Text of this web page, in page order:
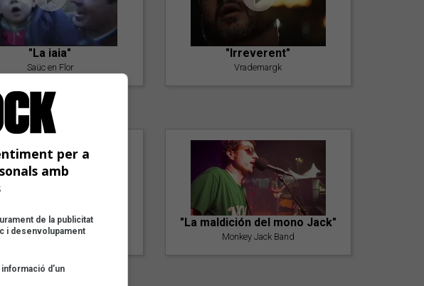
"La iaia"
Saüc en Flor
"Irreverent"
Vrademargk
To A Kiss"
Goran Levi
"La maldición del mono Jack"
Monkey Jack Band
per a
amb
de la publicitat
i desenvolupament
d’un